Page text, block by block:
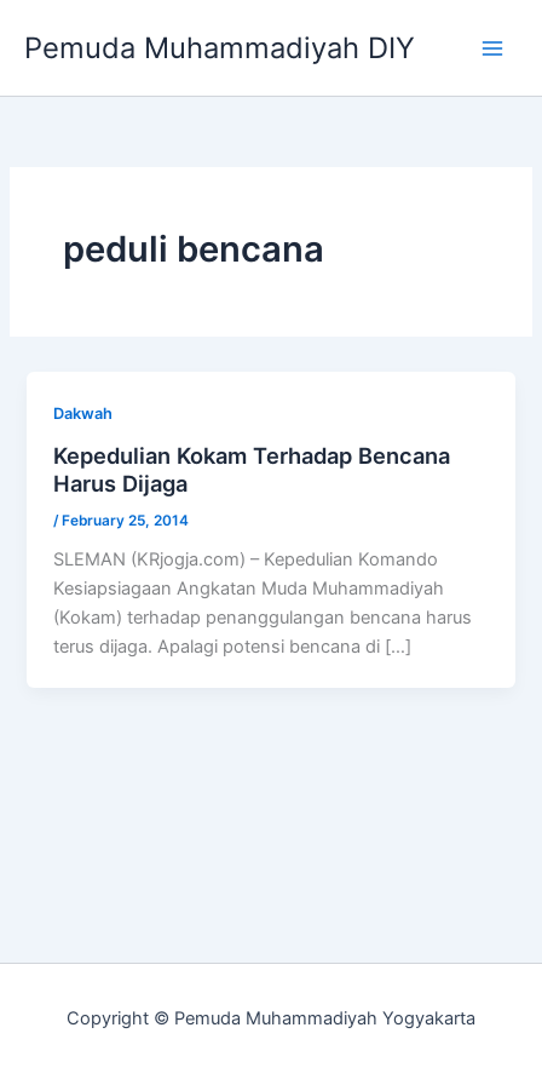
Pemuda Muhammadiyah DIY
peduli bencana
Dakwah
Kepedulian Kokam Terhadap Bencana
Harus Dijaga
/February 25, 2014
SLEMAN (KRjogja.com) – Kepedulian Komando
Kesiapsiagaan Angkatan Muda Muhammadiyah
(Kokam) terhadap penanggulangan bencana harus
terus dijaga. Apalagi potensi bencana di […]
Copyright © Pemuda Muhammadiyah Yogyakarta